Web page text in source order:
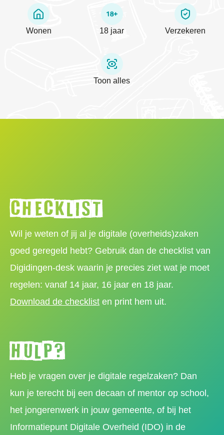
Wonen 18 jaar Verzekeren
Toon alles
Checklist
Wil je weten of jij al je digitale (overheids)zaken
goed geregeld hebt? Gebruik dan de checklist van
Digidingen-desk waarin je precies ziet wat je moet
regelen: vanaf 14 jaar, 16 jaar en 18 jaar.
Download de checklist en print hem uit.
Hulp?
Heb je vragen over je digitale regelzaken? Dan
kun je terecht bij een decaan of mentor op school,
het jongerenwerk in jouw gemeente, of bij het
Informatiepunt Digitale Overheid (IDO) in de